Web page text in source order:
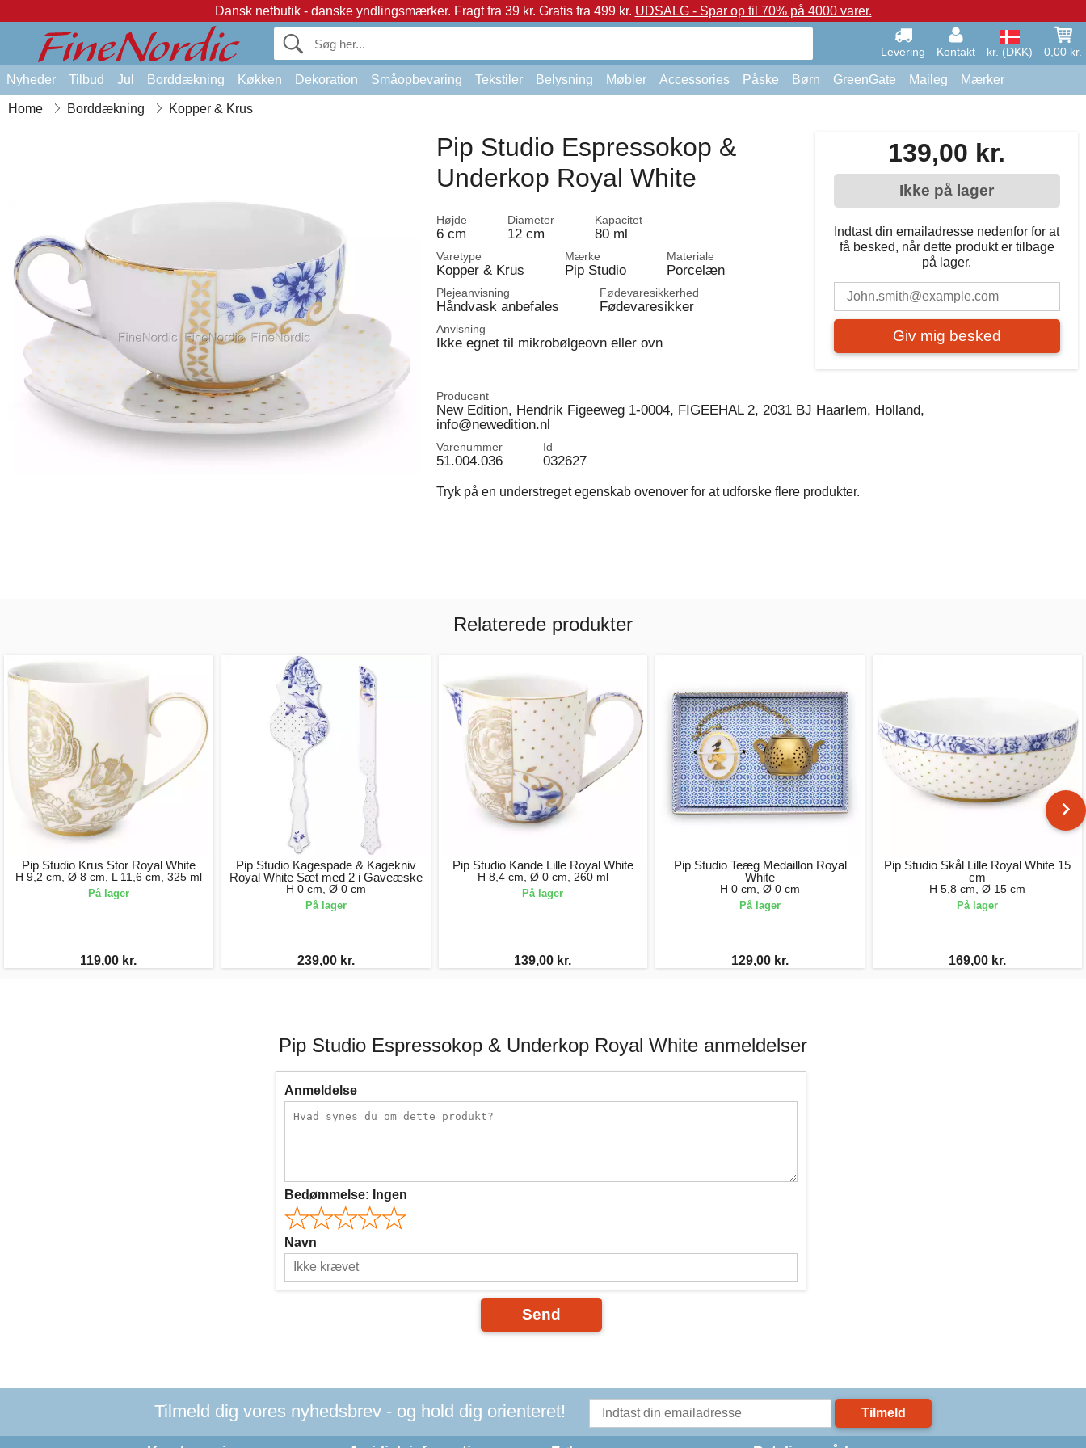
Dansk netbutik - danske yndlingsmærker. Fragt fra 39 kr. Gratis fra 499 kr. UDSALG - Spar op til 70% på 4000 varer.
Levering Kontakt kr. (DKK) 0,00 kr.
Nyheder Tilbud Jul Borddækning Køkken Dekoration Småopbevaring Tekstiler Belysning Møbler Accessories Påske Børn GreenGate Maileg Mærker
Home Borddækning Kopper & Krus
139,00 kr.
Ikke på lager
Indtast din emailadresse nedenfor for at
få besked, når dette produkt er tilbage
på lager.
Giv mig besked
Pip Studio Espressokop &
Underkop Royal White
Højde
6 cm
Diameter
12 cm
Kapacitet
80 ml
Varetype
Kopper & Krus
Mærke
Pip Studio
Materiale
Porcelæn
Plejeanvisning
Håndvask anbefales
Fødevaresikkerhed
Fødevaresikker
Anvisning
Ikke egnet til mikrobølgeovn eller ovn
Producent
New Edition, Hendrik Figeeweg 1-0004, FIGEEHAL 2, 2031 BJ Haarlem, Holland,
info@newedition.nl
Varenummer
51.004.036
Id
032627
Tryk på en understreget egenskab ovenover for at udforske flere produkter.
Relaterede produkter
Pip Studio Krus Stor Royal White
H 9,2 cm, Ø 8 cm, L 11,6 cm, 325 ml
På lager
119,00 kr.
Pip Studio Kagespade & Kagekniv
Royal White Sæt med 2 i Gaveæske
H 0 cm, Ø 0 cm
På lager
239,00 kr.
Pip Studio Kande Lille Royal White
H 8,4 cm, Ø 0 cm, 260 ml
På lager
139,00 kr.
Pip Studio Teæg Medaillon Royal
White
H 0 cm, Ø 0 cm
På lager
129,00 kr.
Pip Studio Skål Lille Royal White 15
cm
H 5,8 cm, Ø 15 cm
På lager
169,00 kr.
Pip Studio Espressokop & Underkop Royal White anmeldelser
Anmeldelse
Bedømmelse: Ingen
Navn
Send
Tilmeld dig vores nyhedsbrev - og hold dig orienteret! Tilmeld